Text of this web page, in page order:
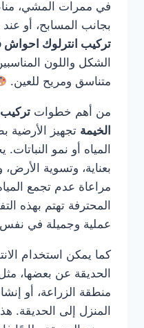
في ممرات المشي،
بجانب المسابح، أو
تركيب انترلوك
الشكل واللون
متناسق ومريح للعين.
من أهم خطوات
الخيمة تجهيز الأرضية
المياه أو نمو
بعناية، وتسوية
مراعاة عدم تجمع
المحترفة تهتم بهذه
عملية وجميلة في
كما يمكن استخدام
الحديقة عن بعضها،
منطقة الزراعة، أو
المنزل إلى الحديقة.